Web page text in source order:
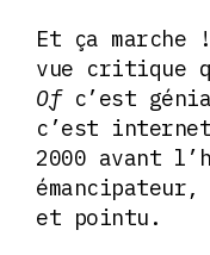
Et ça marche
vue critique
Ofc’est
c’est
2000 avant
et pointu.